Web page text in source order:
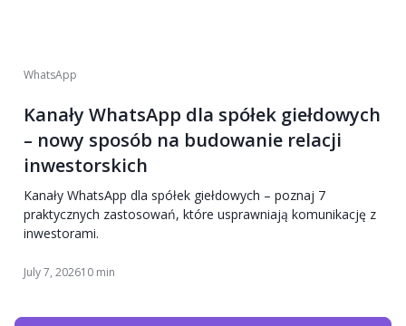
WhatsApp
Kanały WhatsApp dla spółek giełdowych
– nowy sposób na budowanie relacji
inwestorskich
Kanały WhatsApp dla spółek giełdowych – poznaj 7
praktycznych zastosowań, które usprawniają komunikację z
inwestorami.
July 7, 202610 min